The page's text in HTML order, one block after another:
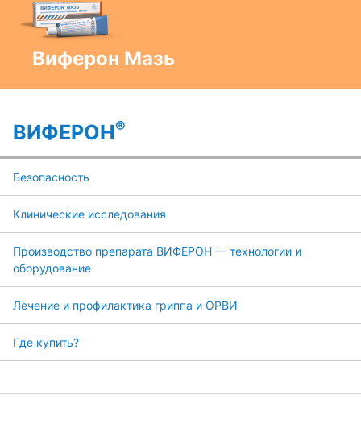
Виферон Мазь
ВИФЕРОН®
Безопасность
Клинические исследования
Производство препарата ВИФЕРОН — технологии и
оборудование
Лечение и профилактика гриппа и ОРВИ
Где купить?